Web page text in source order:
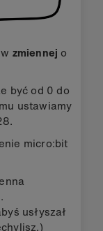
zmiennej o
być od 0 do
ustawiamy
micro:bit
usłyszał